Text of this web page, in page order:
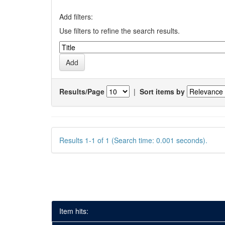
Add filters:
Use filters to refine the search results.
Results/Page | Sort items by
Results 1-1 of 1 (Search time: 0.001 seconds).
Item hits: